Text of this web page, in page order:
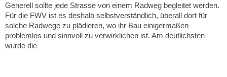
Generell sollte jede Strasse von einem Radweg begleitet werden.
Für die FWV ist es deshalb selbstverständlich, überall dort für
solche Radwege zu plädieren, wo ihr Bau einigermaßen
problemlos und sinnvoll zu verwirklichen ist. Am deutlichsten
wurde die